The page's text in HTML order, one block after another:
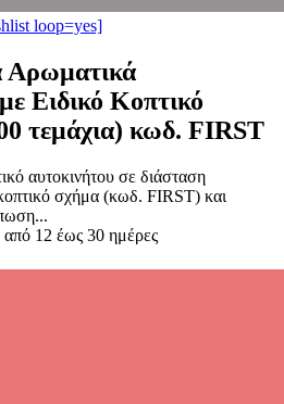
loop=yes]
Αρωματικά
Ειδικό Κοπτικό
τεμάχια) κωδ. FIRST
αυτοκινήτου σε διάσταση
σχήμα (κωδ. FIRST) και
από 12 έως 30 ημέρες